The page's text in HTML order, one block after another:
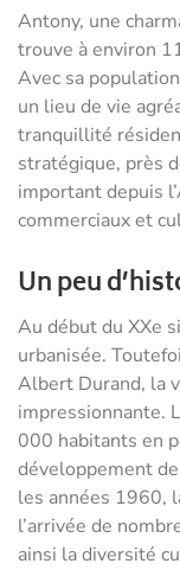
Antony, une
trouve à environ
Avec sa
un lieu de vie
tranquillité
stratégique, près
important depuis
commerciaux et
Un peu
Au début du XXe
urbanisée.
Albert Durand, la
impressionnante.
000 habitants en
développement
les années 1960,
l’arrivée de
ainsi la diversité